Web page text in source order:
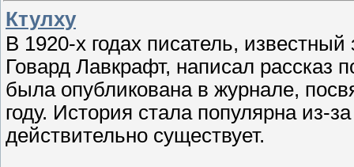
Ктулху
В 1920-х годах писатель,
Говард Лавкрафт, написал рассказ
была опубликована в журнале,
году. История стала популярна из-
действительно существует.